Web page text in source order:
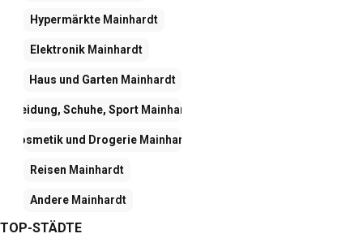
Hypermärkte Mainhardt
Elektronik Mainhardt
Haus und Garten Mainhardt
Kleidung, Schuhe, SportMainhardt
Kosmetik und DrogerieMainhardt
Reisen Mainhardt
Andere Mainhardt
TOP-STÄDTE